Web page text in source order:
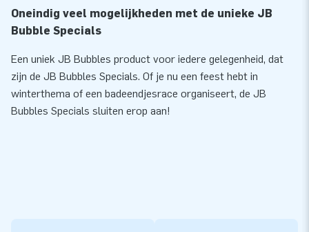
Oneindig veel mogelijkheden met de unieke JB
Bubble Specials
Een uniek JB Bubbles product voor iedere gelegenheid, dat
zijn de JB Bubbles Specials. Of je nu een feest hebt in
winterthema of een badeendjesrace organiseert, de JB
Bubbles Specials sluiten erop aan!